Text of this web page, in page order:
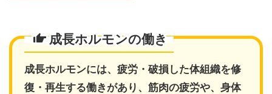
成長ホルモンの働き
成長ホルモンには、疲労・破損した体組織を修
復・再生する働きがあり、筋肉の疲労や、身体